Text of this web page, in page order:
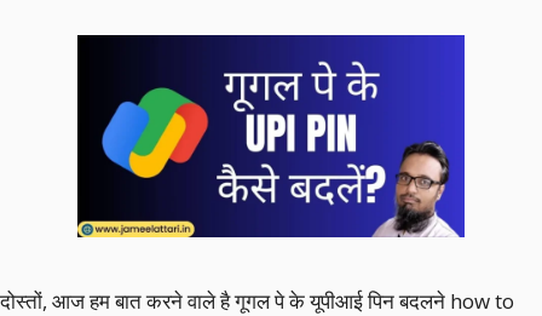
दोस्तों, आज हम बात करने वाले है गूगल पे के यूपीआई पिन बदलने how to